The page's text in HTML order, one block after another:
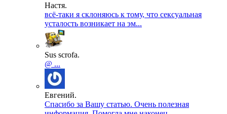
Настя.
всё-таки я склоняюсь к тому, что сексуальная
усталость возникает на эм...
Sus scrofa.
@ ...
Евгений.
Спасибо за Вашу статью. Очень полезная